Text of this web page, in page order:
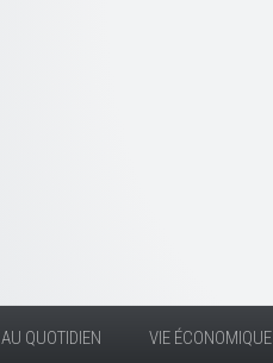
AU QUOTIDIEN VIE ÉCONOMIQUE